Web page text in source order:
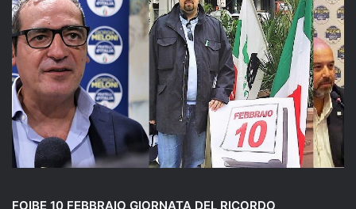
FOIBE 10 FEBBRAIO GIORNATA DEL RICORDO